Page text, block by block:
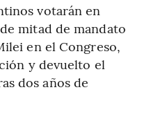
votarán en
mitad de mandato
en el Congreso,
y devuelto el
dos años de